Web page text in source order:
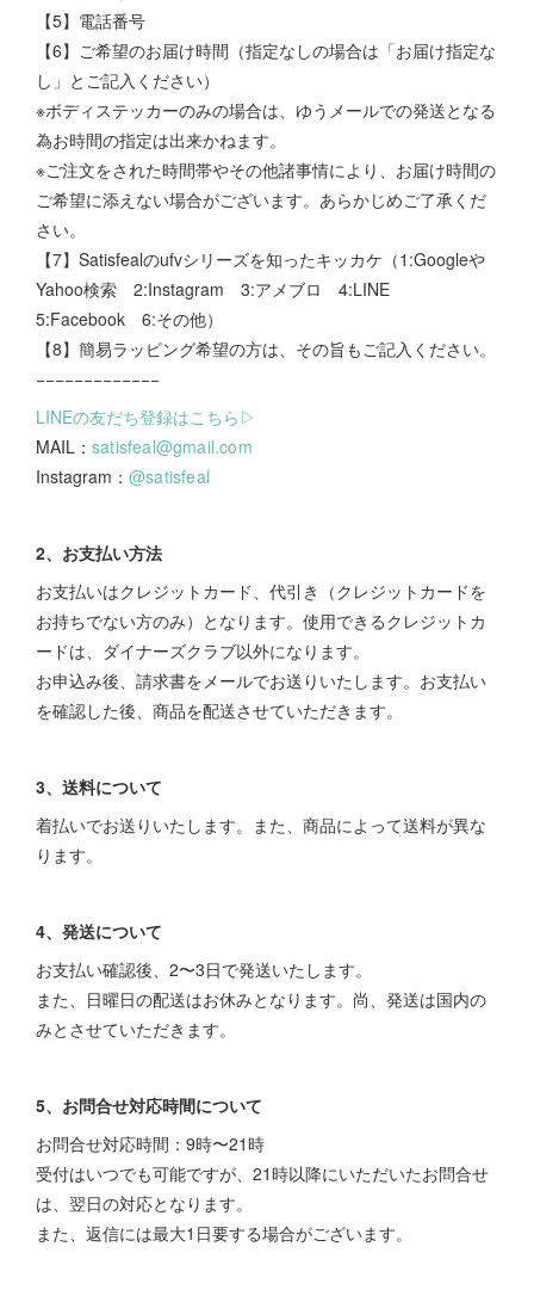
【5】電話番号
【6】ご希望のお届け時間（指定なしの場合は「お届け指定な
し」とご記入ください）
※ボディステッカーのみの場合は、ゆうメールでの発送となる
為お時間の指定は出来かねます。
※ご注文をされた時間帯やその他諸事情により、お届け時間の
ご希望に添えない場合がございます。あらかじめご了承くだ
さい。
【7】Satisfealのufvシリーズを知ったキッカケ（1:Googleや
Yahoo検索 2:Instagram 3:アメブロ 4:LINE
5:Facebook 6:その他）
【8】簡易ラッピング希望の方は、その旨もご記入ください。
−−−−−−−−−−−−−
LINEの友だち登録はこちら▷
MAIL： satisfeal@gmail.com
Instagram： @satisfeal
2、お支払い方法
お支払いはクレジットカード、代引き（クレジットカードを
お持ちでない方のみ）となります。使用できるクレジットカ
ードは、ダイナーズクラブ以外になります。
お申込み後、請求書をメールでお送りいたします。お支払い
を確認した後、商品を配送させていただきます。
3、送料について
着払いでお送りいたします。また、商品によって送料が異な
ります。
4、発送について
お支払い確認後、2〜3日で発送いたします。
また、日曜日の配送はお休みとなります。尚、発送は国内の
みとさせていただきます。
5、お問合せ対応時間について
お問合せ対応時間：9時〜21時
受付はいつでも可能ですが、21時以降にいただいたお問合せ
は、翌日の対応となります。
また、返信には最大1日要する場合がございます。